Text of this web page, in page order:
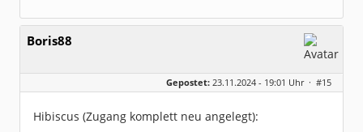
Boris88
Gepostet: 23.11.2024 - 19:01 Uhr · #15
Hibiscus (Zugang komplett neu angelegt):